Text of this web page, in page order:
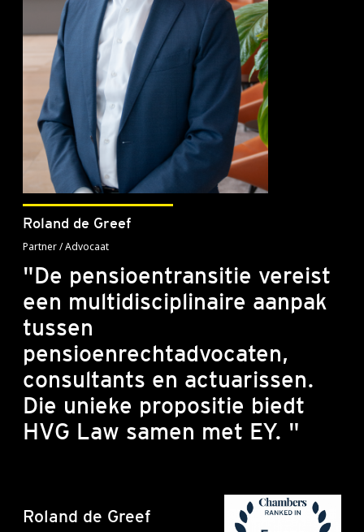
"De pensioentransitie vereist
een multidisciplinaire aanpak
tussen
pensioenrechtadvocaten,
consultants en actuarissen.
Die unieke propositie biedt
HVG Law samen met EY. "
Roland de Greef
Partner / Advocaat
Roland de Greef